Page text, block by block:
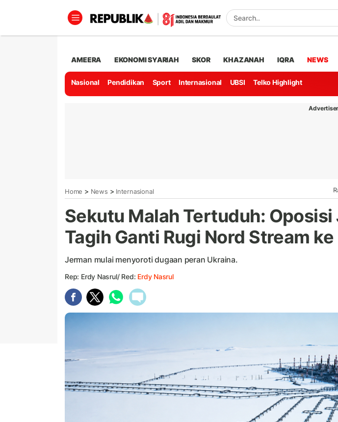
AMEERA EKONOMI SYARIAH SKOR KHAZANAH IQRA NEWS
Nasional Pendidikan Sport Internasional UBSI Telko Highlight
Home > News > Internasional
Sekutu Malah Tertuduh:
Tagih Ganti Rugi Nord Stream
Jerman mulai menyoroti dugaan peran Ukraina.
Rep: Erdy Nasrul/ Red: Erdy Nasrul